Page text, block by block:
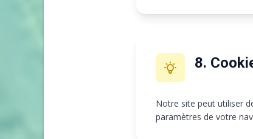
8.
Notre site peut utiliser
paramètres de votre